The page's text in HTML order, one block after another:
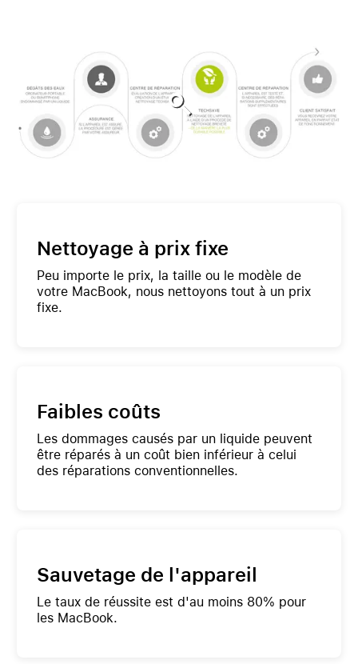
Nettoyage à prix fixe
Peu importe le prix, la taille ou le modèle de
votre MacBook, nous nettoyons tout à un prix
fixe.
Faibles coûts
Les dommages causés par un liquide peuvent
être réparés à un coût bien inférieur à celui
des réparations conventionnelles.
Sauvetage de l'appareil
Le taux de réussite est d'au moins 80% pour
les MacBook.